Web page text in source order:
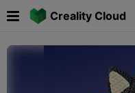
Creality Cloud